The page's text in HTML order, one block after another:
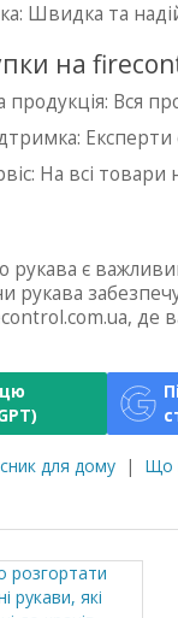
Швидка та
на
Вся
На всі
є
рукава
де
для дому | Що